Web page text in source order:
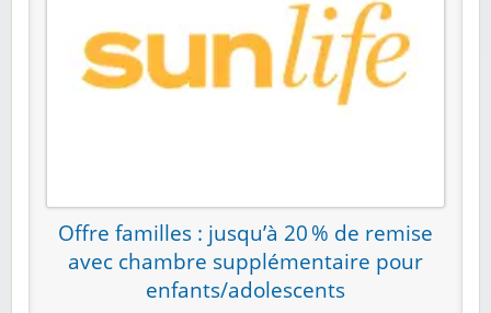
Offre familles : jusqu’à 20 % de remise
avec chambre supplémentaire pour
enfants/adolescents